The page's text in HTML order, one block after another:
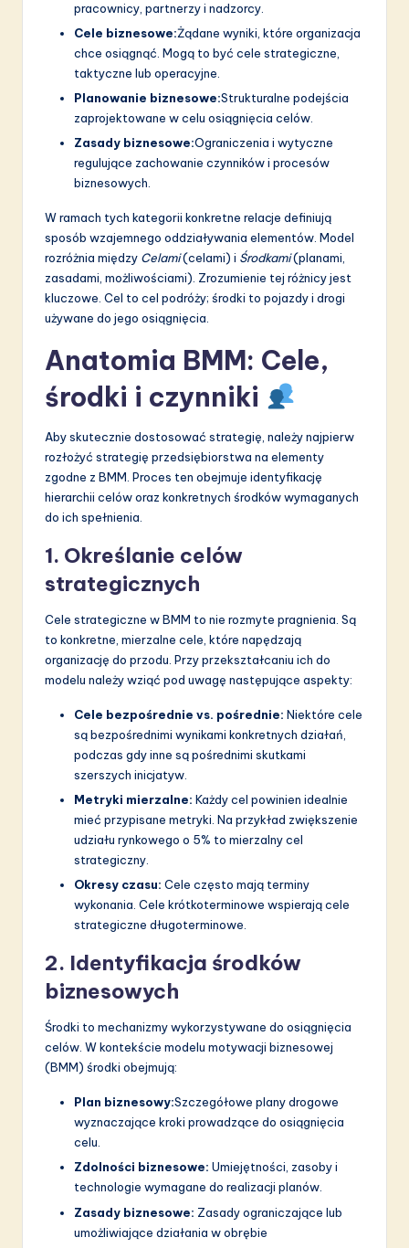
pracownicy, partnerzy i nadzorcy.
Cele biznesowe:Żądane wyniki, które organizacja
chce osiągnąć. Mogą to być cele strategiczne,
taktyczne lub operacyjne.
Planowanie biznesowe:Strukturalne podejścia
zaprojektowane w celu osiągnięcia celów.
Zasady biznesowe:Ograniczenia i wytyczne
regulujące zachowanie czynników i procesów
biznesowych.
W ramach tych kategorii konkretne relacje definiują
sposób wzajemnego oddziaływania elementów. Model
rozróżnia między Celami(celami) i Środkami(planami,
zasadami, możliwościami). Zrozumienie tej różnicy jest
kluczowe. Cel to cel podróży; środki to pojazdy i drogi
używane do jego osiągnięcia.
Anatomia BMM: Cele,
środki i czynniki
Aby skutecznie dostosować strategię, należy najpierw
rozłożyć strategię przedsiębiorstwa na elementy
zgodne z BMM. Proces ten obejmuje identyfikację
hierarchii celów oraz konkretnych środków wymaganych
do ich spełnienia.
1. Określanie celów
strategicznych
Cele strategiczne w BMM to nie rozmyte pragnienia. Są
to konkretne, mierzalne cele, które napędzają
organizację do przodu. Przy przekształcaniu ich do
modelu należy wziąć pod uwagę następujące aspekty:
Cele bezpośrednie vs. pośrednie: Niektóre cele
są bezpośrednimi wynikami konkretnych działań,
podczas gdy inne są pośrednimi skutkami
szerszych inicjatyw.
Metryki mierzalne: Każdy cel powinien idealnie
mieć przypisane metryki. Na przykład zwiększenie
udziału rynkowego o 5% to mierzalny cel
strategiczny.
Okresy czasu: Cele często mają terminy
wykonania. Cele krótkoterminowe wspierają cele
strategiczne długoterminowe.
2. Identyfikacja środków
biznesowych
Środki to mechanizmy wykorzystywane do osiągnięcia
celów. W kontekście modelu motywacji biznesowej
(BMM) środki obejmują:
Plan biznesowy:Szczegółowe plany drogowe
wyznaczające kroki prowadzące do osiągnięcia
celu.
Zdolności biznesowe: Umiejętności, zasoby i
technologie wymagane do realizacji planów.
Zasady biznesowe: Zasady ograniczające lub
umożliwiające działania w obrębie